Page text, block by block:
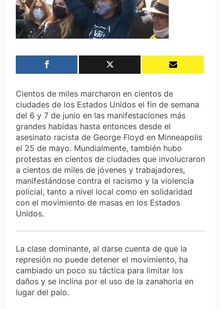
Cientos de miles marcharon en cientos de
ciudades de los Estados Unidos el fin de semana
del 6 y 7 de junio en las manifestaciones más
grandes habidas hasta entonces desde el
asesinato racista de George Floyd en Minneapolis
el 25 de mayo. Mundialmente, también hubo
protestas en cientos de ciudades que involucraron
a cientos de miles de jóvenes y trabajadores,
manifestándose contra el racismo y la violencia
policial, tanto a nivel local como en solidaridad
con el movimiento de masas en los Estados
Unidos.
La clase dominante, al darse cuenta de que la
represión no puede detener el movimiento, ha
cambiado un poco su táctica para limitar los
daños y se inclina por el uso de la zanahoria en
lugar del palo.